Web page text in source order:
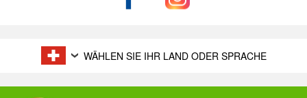
WÄHLEN SIE IHR LAND ODER SPRACHE